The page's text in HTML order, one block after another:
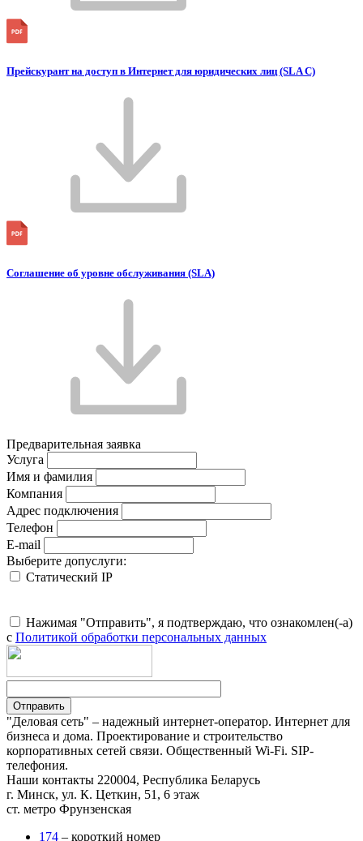
Прейскурант на доступ в Интернет для юридических лиц (SLA C)
Соглашение об уровне обслуживания (SLA)
Предварительная заявка
Услуга
Имя и фамилия
Компания
Адрес подключения
Телефон
E-mail
Выберите допуслуги:
Статический IP
Нажимая "Отправить", я подтверждаю, что ознакомлен(-а)
с Политикой обработки персональных данных
"Деловая сеть" – надежный интернет-оператор. Интернет для
бизнеса и дома. Проектирование и строительство
корпоративных сетей связи. Общественный Wi-Fi. SIP-
телефония.
Наши контакты 220004, Республика Беларусь
г. Минск, ул. К. Цеткин, 51, 6 этаж
ст. метро Фрунзенская
174 – короткий номер